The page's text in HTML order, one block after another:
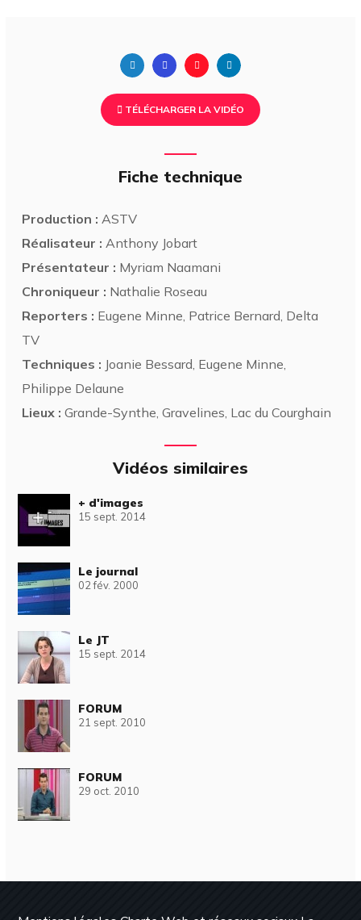
TÉLÉCHARGER LA VIDÉO
Fiche technique
Production : ASTV
Réalisateur : Anthony Jobart
Présentateur : Myriam Naamani
Chroniqueur : Nathalie Roseau
Reporters : Eugene Minne, Patrice Bernard, Delta
TV
Techniques : Joanie Bessard, Eugene Minne,
Philippe Delaune
Lieux : Grande-Synthe, Gravelines, Lac du Courghain
Vidéos similaires
+ d'images
15 sept. 2014
Le journal
02 fév. 2000
Le JT
15 sept. 2014
FORUM
21 sept. 2010
FORUM
29 oct. 2010